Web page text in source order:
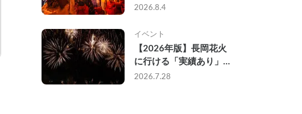
なし・渋滞なしで楽しむ
2026.8.4
イベント
【2026年版】長岡花火
に行ける「実績あり」の
キャンピングカー3選｜
2026.7.28